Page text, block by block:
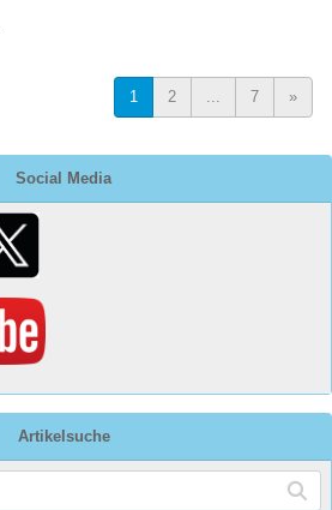
Social Media
Artikelsuche
1 2 ... 7 »